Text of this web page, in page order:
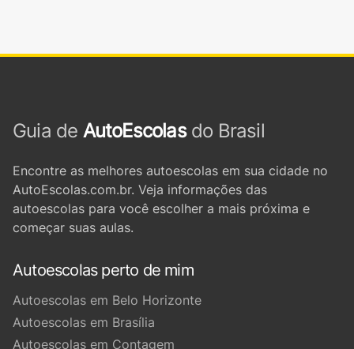
Guia de AutoEscolasdo Brasil
Encontre as melhores autoescolas em sua cidade no
AutoEscolas.com.br. Veja informações das
autoescolas para você escolher a mais próxima e
começar suas aulas.
Autoescolas perto de mim
Autoescolas em Belo Horizonte
Autoescolas em Brasília
Autoescolas em Contagem